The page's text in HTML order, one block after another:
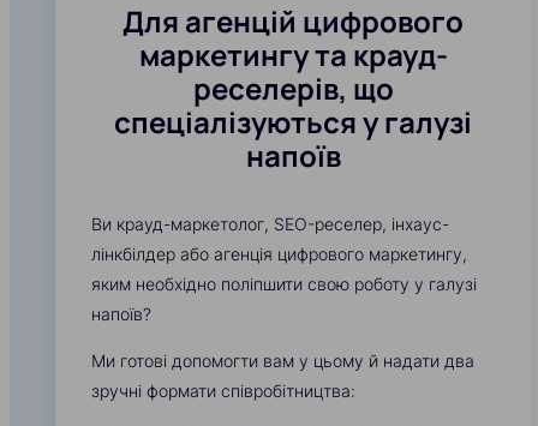
Для агенцій цифрового
маркетингу та крауд-
реселерів, що
спеціалізуються у галузі
напоїв
Ви крауд-маркетолог, SEO-реселер, інхаус-
лінкбілдер або агенція цифрового маркетингу,
яким необхідно поліпшити свою роботу у галузі
напоїв?
Ми готові допомогти вам у цьому й надати два
зручні формати співробітництва: